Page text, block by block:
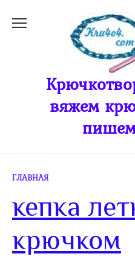
вяжем
ГЛАВНАЯ
кепка
крючком